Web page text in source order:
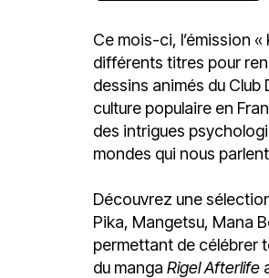
Ce mois-ci, l’émission
différents titres pour
dessins animés du Club
culture populaire en
des intrigues
mondes qui nous
Découvrez une
Pika, Mangetsu, Mana
permettant de célébrer
du manga Rigel Afterlife